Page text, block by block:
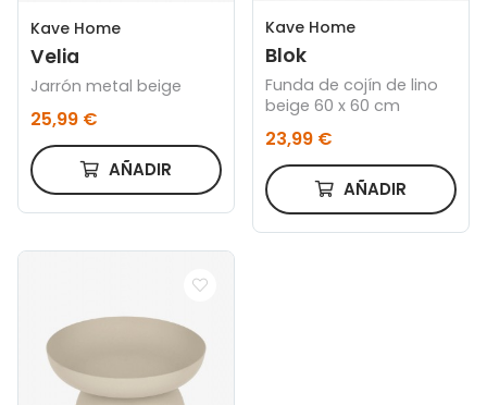
Kave Home
Velia
Jarrón metal beige
25,99 €
AÑADIR
Kave Home
Blok
Funda de cojín de lino
beige 60 x 60 cm
23,99 €
AÑADIR